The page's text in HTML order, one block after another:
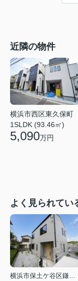
近隣の物件
横浜市西区東久保町
1SLDK (93.46㎡)
5,090万円
よく見られてい
横浜市保土ケ谷区鎌谷町